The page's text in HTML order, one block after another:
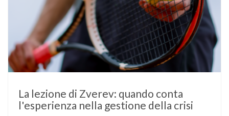
La lezione di Zverev: quando conta
l'esperienza nella gestione della crisi